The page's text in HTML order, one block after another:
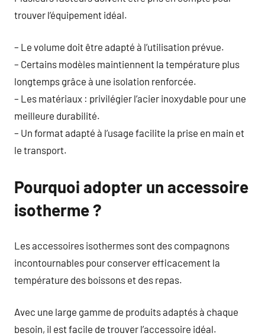
trouver l’équipement idéal.
– Le volume doit être adapté à l’utilisation prévue.
– Certains modèles maintiennent la température plus
longtemps grâce à une isolation renforcée.
– Les matériaux : privilégier l’acier inoxydable pour une
meilleure durabilité.
– Un format adapté à l’usage facilite la prise en main et
le transport.
Pourquoi adopter un accessoire
isotherme ?
Les accessoires isothermes sont des compagnons
incontournables pour conserver efficacement la
température des boissons et des repas.
Avec une large gamme de produits adaptés à chaque
besoin, il est facile de trouver l’accessoire idéal.